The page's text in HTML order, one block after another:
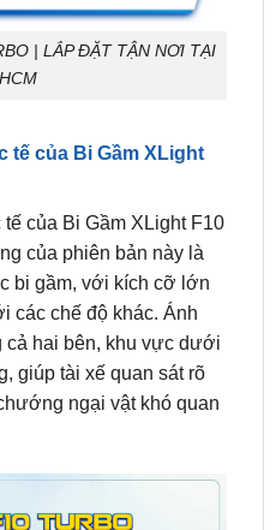
tế của Bi Gầm XLight
của Bi Gầm XLight F10
của phiên bản này là
bi gầm, với kích cỡ lớn
các chế độ khác. Ánh
hai bên, khu vực dưới
giúp tài xế quan sát rõ
ngại vật khó quan